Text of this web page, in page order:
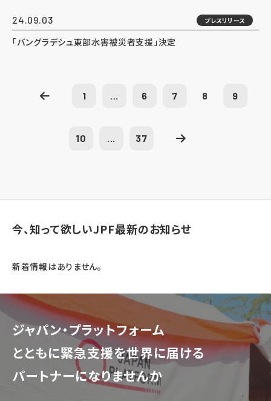
24.09.03 プレスリリース
「バングラデシュ東部水害被災者支援」決定
1 ... 6 7 8 9
10 ... 37
今、知って欲しいJPF最新のお知らせ
新着情報はありません。
ジャパン・プラットフォーム
とともに緊急支援を世界に届ける
パートナーになりませんか